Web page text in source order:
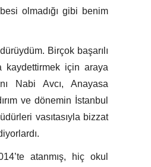
olmadığı gibi benim
Birçok başarılı
kaydettirmek için araya
Nabi Avcı, Anayasa
ve dönemin İstanbul
vasıtasıyla bizzat
atanmış, hiç okul